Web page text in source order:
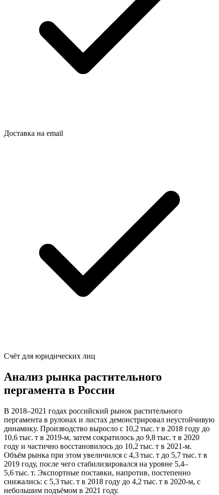
Доставка на email
Счёт для юридических лиц
Анализ рынка растительного
пергамента в России
В 2018–2021 годах российский рынок растительного
пергамента в рулонах и листах демонстрировал неустойчивую
динамику. Производство выросло с 10,2 тыс. т в 2018 году до
10,6 тыс. т в 2019-м, затем сократилось до 9,8 тыс. т в 2020
году и частично восстановилось до 10,2 тыс. т в 2021-м.
Объём рынка при этом увеличился с 4,3 тыс. т до 5,7 тыс. т в
2019 году, после чего стабилизировался на уровне 5,4–
5,6 тыс. т. Экспортные поставки, напротив, постепенно
снижались: с 5,3 тыс. т в 2018 году до 4,2 тыс. т в 2020-м, с
небольшим подъёмом в 2021 году.